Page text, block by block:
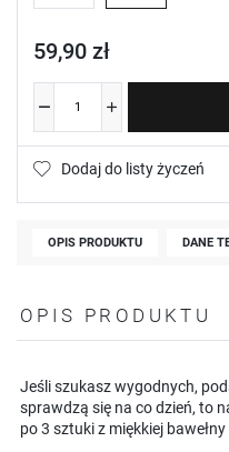
59,90 zł
Dodaj do listy życzeń
OPIS PRODUKTU DANE
OPIS PRODUKTU
Jeśli szukasz wygodnych,
sprawdzą się na co dzień, to
po 3 sztuki z miękkiej